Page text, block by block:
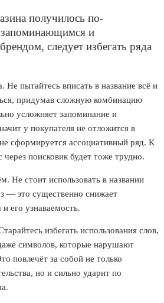
получилось по-
и
следует избегать ряда
. Не пытайтесь вписать в название всё и
придумав сложную комбинацию
усложняет запоминание и
у покупателя не отложится в
сформируется ассоциативный ряд. К
через поисковик будет тоже трудно.
. Не стоит использовать в названии
— это существенно снижает
его узнаваемость.
избегать использования слов,
символов, которые нарушают
повлечёт за собой не только
но и сильно ударит по